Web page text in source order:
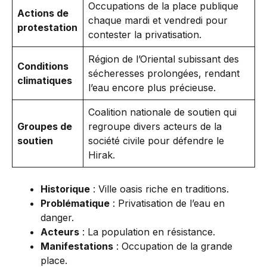
Actions de
protestation
Occupations de la place publique
chaque mardi et vendredi pour
contester la privatisation.
Conditions
climatiques
Région de l’Oriental subissant des
sécheresses prolongées, rendant
l’eau encore plus précieuse.
Groupes de
soutien
Coalition nationale de soutien qui
regroupe divers acteurs de la
société civile pour défendre le
Hirak.
Historique : Ville oasis riche en traditions.
Problématique : Privatisation de l’eau en
danger.
Acteurs : La population en résistance.
Manifestations : Occupation de la grande
place.